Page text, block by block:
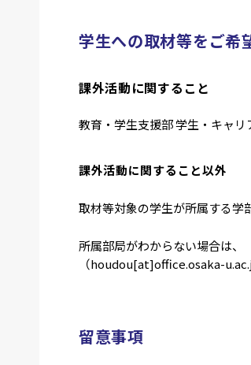
学生への取材等をご希
課外活動に関すること
教育・学生支援部 学生・キャ
課外活動に関すること以外
取材等対象の学生が所属する学
所属部局がわからない場合は、
（houdou[at]office.osaka-
留意事項